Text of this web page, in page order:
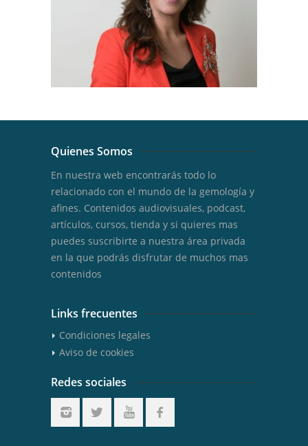
Quienes Somos
En nuestra web encontrarás todo lo
relacionado con el mundo de la gemología y
afines. Contenidos audiovisuales, podcast,
artículos, cursos, tienda y si quieres mas
puedes suscribirte a nuestra área privada
en la que podrás disfrutar de muchos mas
contenidos
Links frecuentes
Condiciones legales
Aviso de cookies
Redes sociales